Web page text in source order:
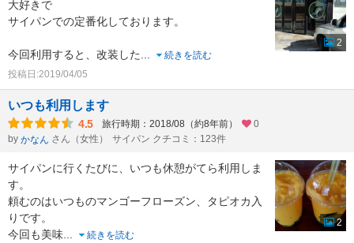
大好きで
サイパンでの定番化しております。
今回利用すると、改装した...
続きを読む
投稿日:2019/04/05
2
いつも利用します
4.5 旅行時期：2018/08（約8年前）
0
by かなん さん（女性） サイパン クチコミ：123件
サイパンに行くたびに、いつも休憩がてら利用しま
す。
頼むのはいつものマンゴーフローズン、タピオカ入
りです。
今回も美味...
続きを読む
2